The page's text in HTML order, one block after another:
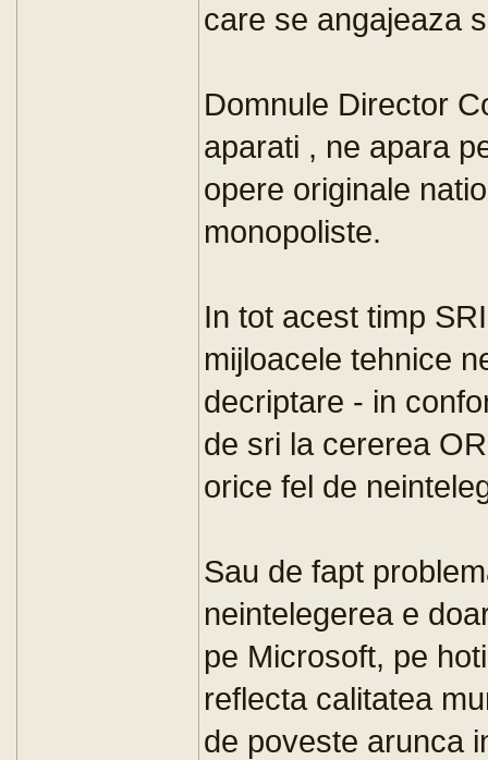
care se angajeaza
Domnule Director
aparati , ne apara
opere originale
monopoliste.
In tot acest timp
mijloacele tehnice
decriptare - in
de sri la cererea
orice fel de
Sau de fapt
neintelegerea e
pe Microsoft, pe
reflecta calitatea
de poveste arunca